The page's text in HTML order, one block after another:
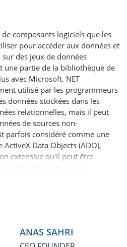
composants logiciels que les
pour accéder aux données et
sur des jeux de données
une partie de la bibliothèque de
avec Microsoft. NET
utilisé par les programmeurs
données stockées dans les
relationnelles, mais il peut
de sources non-
parfois considéré comme une
Data Objects (ADO),
extensive qu'il peut être
ANAS SAHRI